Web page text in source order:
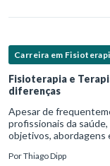
Carreira em
Fisioterapia e
diferenças
Apesar de
profissionais da
objetivos,
PorThiago Dipp